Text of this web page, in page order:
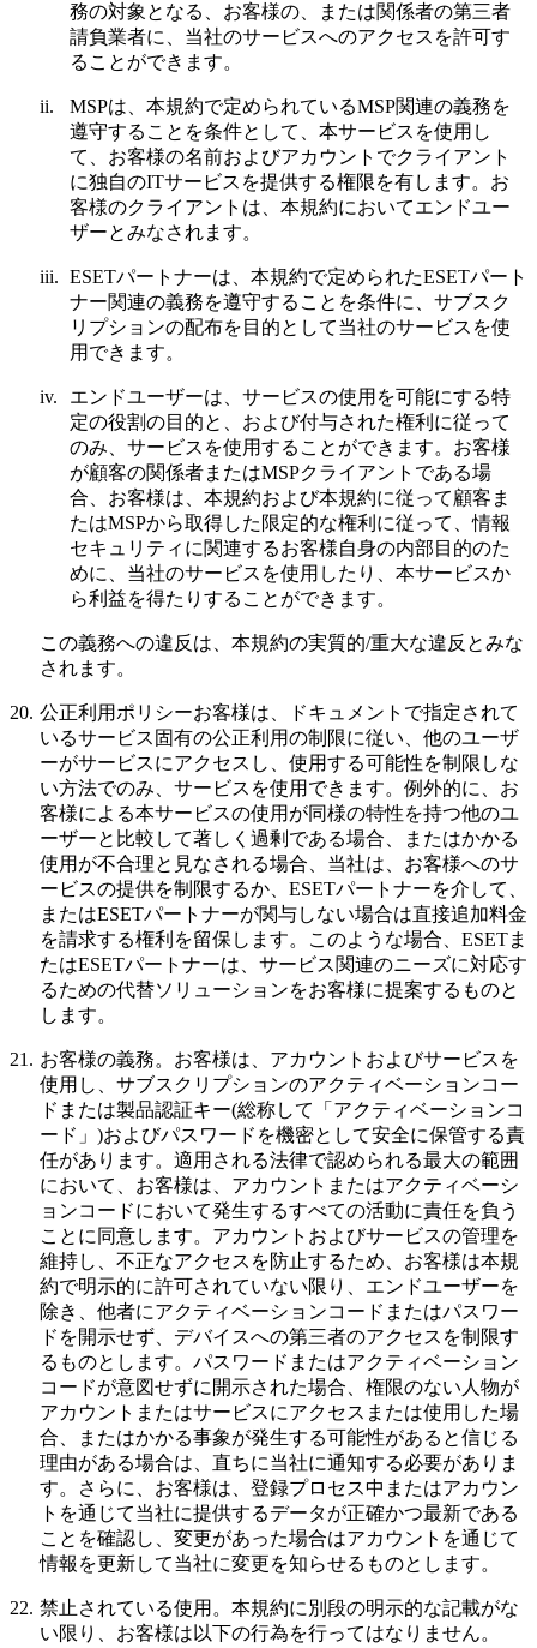
務の対象となる、お客様の、または関係者の第三者
請負業者に、当社のサービスへのアクセスを許可す
ることができます。
ii.
MSPは、本規約で定められているMSP関連の義務を
遵守することを条件として、本サービスを使用し
て、お客様の名前およびアカウントでクライアント
に独自のITサービスを提供する権限を有します。お
客様のクライアントは、本規約においてエンドユー
ザーとみなされます。
iii. ESETパートナーは、本規約で定められたESETパート
ナー関連の義務を遵守することを条件に、サブスク
リプションの配布を目的として当社のサービスを使
用できます。
iv.
エンドユーザーは、サービスの使用を可能にする特
定の役割の目的と、および付与された権利に従って
のみ、サービスを使用することができます。お客様
が顧客の関係者またはMSPクライアントである場
合、お客様は、本規約および本規約に従って顧客ま
たはMSPから取得した限定的な権利に従って、情報
セキュリティに関連するお客様自身の内部目的のた
めに、当社のサービスを使用したり、本サービスか
ら利益を得たりすることができます。
この義務への違反は、本規約の実質的/重大な違反とみな
されます。
20. 公正利用ポリシーお客様は、ドキュメントで指定されて
いるサービス固有の公正利用の制限に従い、他のユーザ
ーがサービスにアクセスし、使用する可能性を制限しな
い方法でのみ、サービスを使用できます。例外的に、お
客様による本サービスの使用が同様の特性を持つ他のユ
ーザーと比較して著しく過剰である場合、またはかかる
使用が不合理と見なされる場合、当社は、お客様へのサ
ービスの提供を制限するか、ESETパートナーを介して、
またはESETパートナーが関与しない場合は直接追加料金
を請求する権利を留保します。このような場合、ESETま
たはESETパートナーは、サービス関連のニーズに対応す
るための代替ソリューションをお客様に提案するものと
します。
21. お客様の義務。 お客様は、アカウントおよびサービスを
使用し、サブスクリプションのアクティベーションコー
ドまたは製品認証キー(総称して「 アクティベーションコ
ード 」)およびパスワードを機密として安全に保管する責
任があります。適用される法律で認められる最大の範囲
において、お客様は、アカウントまたはアクティベーシ
ョンコードにおいて発生するすべての活動に責任を負う
ことに同意します。アカウントおよびサービスの管理を
維持し、不正なアクセスを防止するため、お客様は本規
約で明示的に許可されていない限り、エンドユーザーを
除き、他者にアクティベーションコードまたはパスワー
ドを開示せず、デバイスへの第三者のアクセスを制限す
るものとします。パスワードまたはアクティベーション
コードが意図せずに開示された場合、権限のない人物が
アカウントまたはサービスにアクセスまたは使用した場
合、またはかかる事象が発生する可能性があると信じる
理由がある場合は、直ちに当社に通知する必要がありま
す。さらに、お客様は、登録プロセス中またはアカウン
トを通じて当社に提供するデータが正確かつ最新である
ことを確認し、変更があった場合はアカウントを通じて
情報を更新して当社に変更を知らせるものとします。
22. 禁止されている使用。 本規約に別段の明示的な記載がな
い限り、お客様は以下の行為を行ってはなりません。